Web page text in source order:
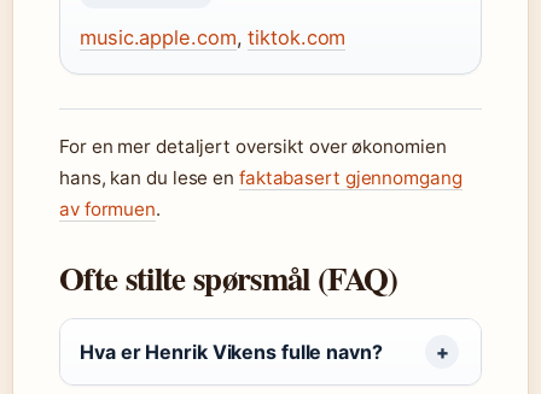
music.apple.com,tiktok.com
For en mer detaljert oversikt over økonomien
hans, kan du lese en faktabasert gjennomgang
av formuen.
Ofte stilte spørsmål (FAQ)
Hva er Henrik Vikens fulle navn?